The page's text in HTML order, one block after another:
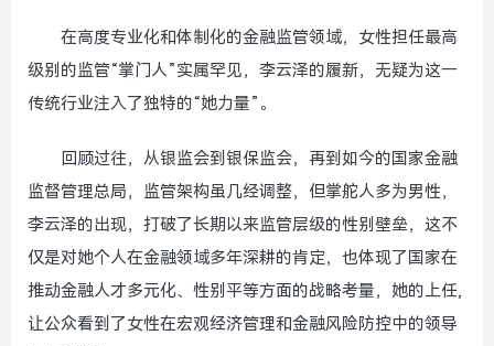
在高度专业化和体制化的金融监管领域，女性担任最高
级别的监管“掌门人”实属罕见，李云泽的履新，无疑为这一
传统行业注入了独特的“她力量”。
回顾过往，从银监会到银保监会，再到如今的国家金融
监督管理总局，监管架构虽几经调整，但掌舵人多为男性，
李云泽的出现，打破了长期以来监管层级的性别壁垒，这不
仅是对她个人在金融领域多年深耕的肯定，也体现了国家在
推动金融人才多元化、性别平等方面的战略考量，她的上任,
让公众看到了女性在宏观经济管理和金融风险防控中的领导